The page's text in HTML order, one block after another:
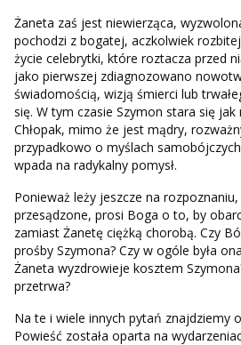
Żaneta zaś jest niewierząca,
pochodzi z bogatej, aczkolwiek
życie celebrytki, które roztacza przed
jako pierwszej zdiagnozowano
świadomością, wizją śmierci lub
się. W tym czasie Szymon stara się
Chłopak, mimo że jest mądry,
przypadkowo o myślach
wpada na radykalny pomysł.
Ponieważ leży jeszcze na
przesądzone, prosi Boga o to, by
zamiast Żanetę ciężką chorobą. Czy
prośby Szymona? Czy w ogóle była
Żaneta wyzdrowieje kosztem
przetrwa?
Na te i wiele innych pytań znajdziemy
Powieść została oparta na